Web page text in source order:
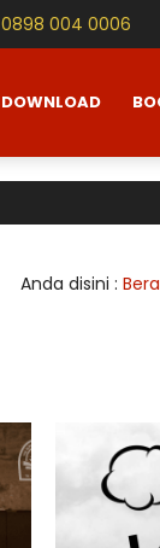
0898 004 0006
DOWNLOAD
Anda disini :